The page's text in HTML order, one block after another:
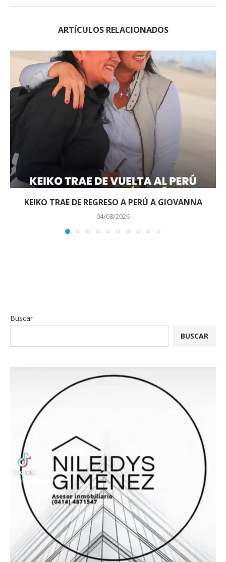
ARTÍCULOS RELACIONADOS
KEIKO TRAE DE REGRESO A PERÚ A GIOVANNA
04/08/2026
Buscar
BUSCAR